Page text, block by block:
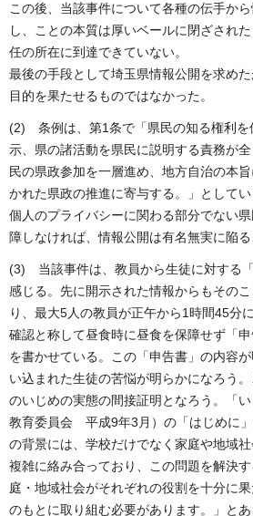
この後、当該事件について各種の伝手か
し、ことの本質は厚いベールに閉ざされ
任の所在に到達できていない。
最後の手段として埼玉県情報公開を求め
目的を果たせるものではなかった。
(2) 条例は、第1条で「県民の知る権利を
示、県の諸活動を県民に説明する責務が
民の県政参加を一層進め、地方自治の本
かれた県政の推進に寄与する。」としてい
個人のプライバシーに関わる部分でない
障しなければ、情報公開は有名無実に陥る
(3) 当該事件は、教員から生徒に対する
感じる。先に開示された情報からもその
り、最大5人の教員が正午から1時間45分
確認と称して昼食時に昼食を保障せず「
を書かせている。この「申告書」の内容
い込まれた生徒の苦悩が明らかになろう
のいじめの実態の間接証明となろう。「
教育委員会 平成9年3月）の「はじめに
の背景には、学校だけでなく家庭や地域
複雑に絡み合っており、この問題を解決
庭・地域社会がそれぞれの役割を十分に
のもとに取り組む必要があります。」とあ